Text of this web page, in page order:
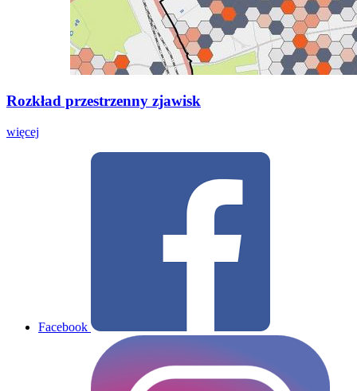
Rozkład przestrzenny zjawisk
więcej
Facebook